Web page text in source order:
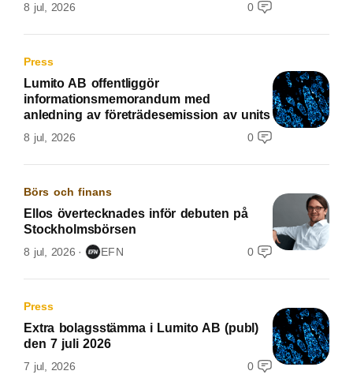
8 jul, 2026 0
Press
Lumito AB offentliggör
informationsmemorandum med
anledning av företrädesemission av units
8 jul, 2026 0
Börs och finans
Ellos övertecknades inför debuten på
Stockholmsbörsen
8 jul, 2026 EFN 0
Press
Extra bolagsstämma i Lumito AB (publ)
den 7 juli 2026
7 jul, 2026 0